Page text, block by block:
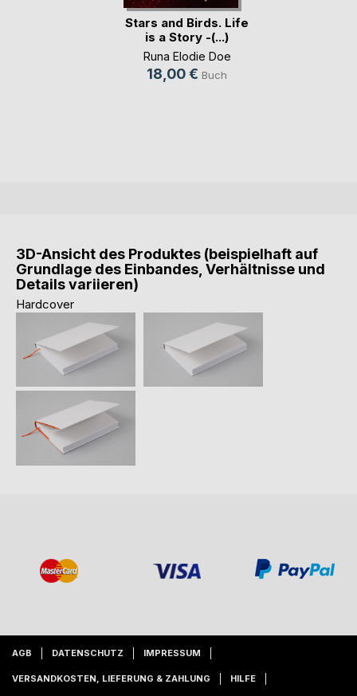
Stars and Birds. Life
is a Story -(...)
Runa Elodie Doe
18,00 € Buch
3D-Ansicht des Produktes (beispielhaft auf
Grundlage des Einbandes, Verhältnisse und
Details variieren)
Hardcover
AGB DATENSCHUTZ IMPRESSUM
VERSANDKOSTEN, LIEFERUNG & ZAHLUNG HILFE